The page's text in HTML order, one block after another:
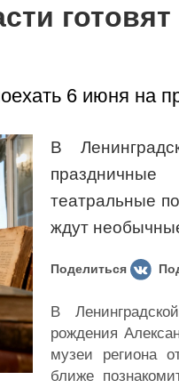
6 июня на
В
театральные
ждут
Поделиться
В
рождения
музеи региона
ближе